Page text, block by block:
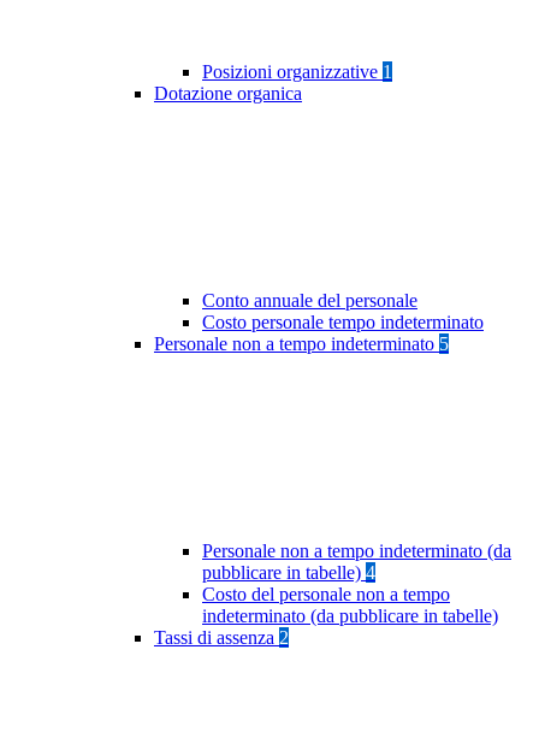
Posizioni organizzative 1
Dotazione organica
Conto annuale del personale
Costo personale tempo indeterminato
Personale non a tempo indeterminato 5
Personale non a tempo indeterminato (da
pubblicare in tabelle) 4
Costo del personale non a tempo
indeterminato (da pubblicare in tabelle)
Tassi di assenza 2